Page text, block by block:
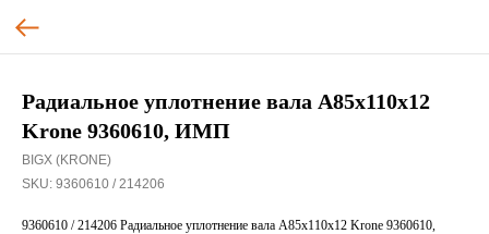
Радиальное уплотнение вала А85х110х12
Krone 9360610, ИМП
BIGX (KRONE)
SKU: 9360610 / 214206
9360610 / 214206 Радиальное уплотнение вала А85х110х12 Krone 9360610,